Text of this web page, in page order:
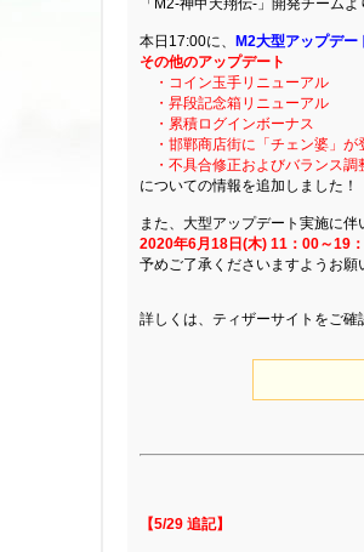
「M2-神甲天翔伝-」開発チームよ
本日17:00に、 M2大型アップデー
その他のアップデート
・コイン玉手リニューアル
・昇段記念箱リニューアル
・累積ログインボーナス
・邯鄲商店街に「チェン婆」が
・不具合修正およびバランス調
についての情報を追加しました！
また、大型アップデート実施に
2020年6月18日(木) 11：00～19
予めご了承くださいますようお願
詳しくは、ティザーサイトをご確
【5/29 追記】